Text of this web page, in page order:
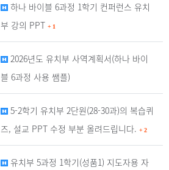
하나 바이블 6과정 1학기 컨퍼런스 유치
부 강의 PPT + 1
2026년도 유치부 사역계획서(하나 바이
블 6과정 사용 쌤플)
5-2학기 유치부 2단원(28-30과)의 복습퀴
즈, 설교 PPT 수정 부분 올려드립니다. + 2
유치부 5과정 1학기(성품1) 지도자용 자